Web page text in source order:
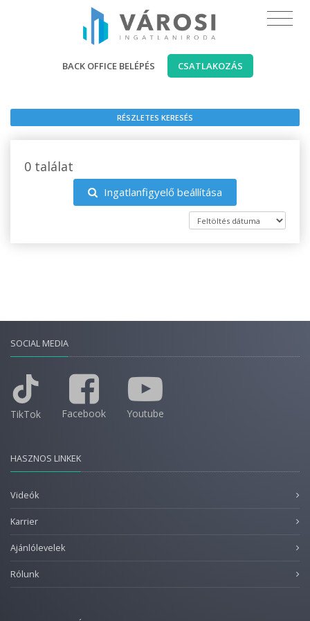
BACK OFFICE BELÉPÉS CSATLAKOZÁS
RÉSZLETES KERESÉS
0 találat
Ingatlanfigyelő beállítása
SOCIAL MEDIA
TikTok Facebook Youtube
HASZNOS LINKEK
Videók
Karrier
Ajánlólevelek
Rólunk